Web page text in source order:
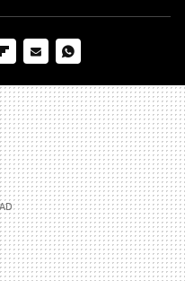
MAIL